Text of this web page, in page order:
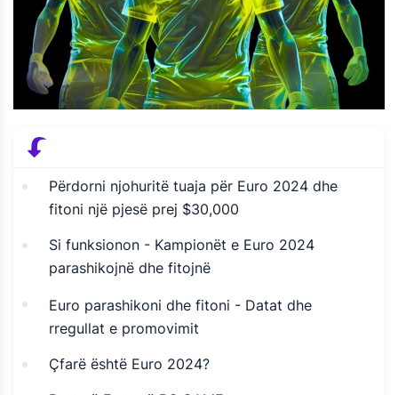
Përdorni njohuritë tuaja për Euro 2024 dhe
fitoni një pjesë prej $30,000
Si funksionon - Kampionët e Euro 2024
parashikojnë dhe fitojnë
Euro parashikoni dhe fitoni - Datat dhe
rregullat e promovimit
Çfarë është Euro 2024?